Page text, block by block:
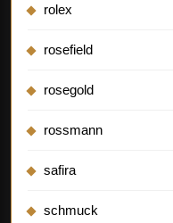
rolex
rosefield
rosegold
rossmann
safira
schmuck